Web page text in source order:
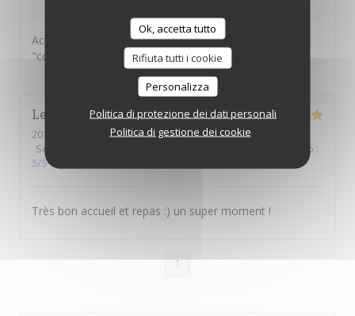
Ok, accetta tutto
Rifiuta tutti i cookie
Personalizza
Politica di protezione dei dati personali
Politica di gestione dei cookie
Accueil chaleureux, plats savoureux .....ambiance
"comme à la maison"
Lea
2018-01-10
- 12:45 - Ospiti 2
Servizio
Qualità / Prezzo :
5/5
Très bon accueil et repas :) un super moment !
1